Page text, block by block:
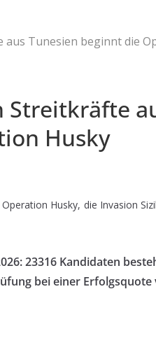
Tunesien beginnt die
Streitkräfte
Husky
Husky, die Invasion
23316 Kandidaten
bei einer Erfolgsquote